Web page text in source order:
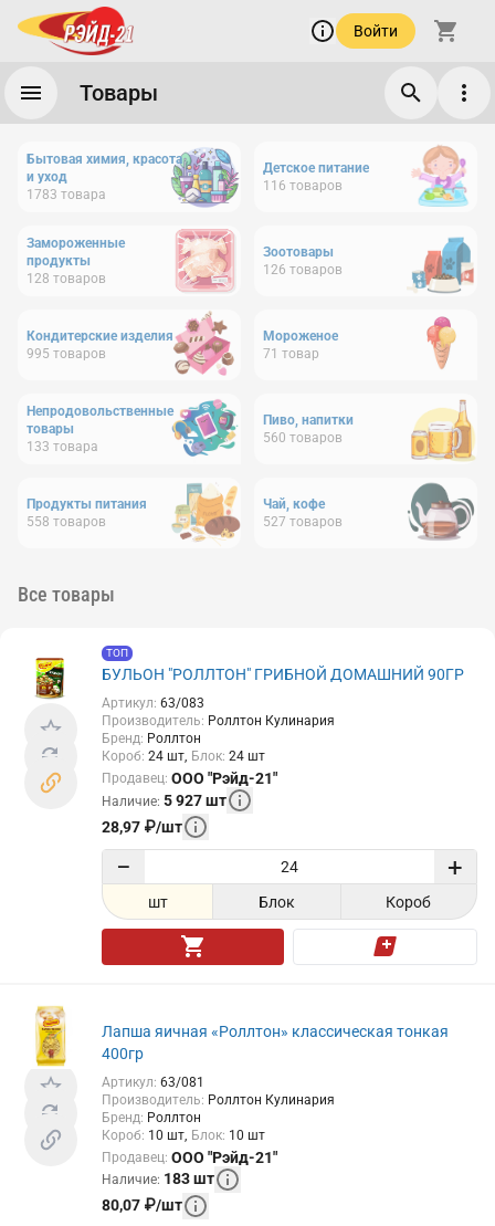
Войти
Товары
Бытовая химия, красота
и уход
1783 товара
Детское питание
116 товаров
Замороженные
продукты
128 товаров
Зоотовары
126 товаров
Кондитерские изделия
995 товаров
Мороженое
71 товар
Непродовольственные
товары
133 товара
Пиво, напитки
560 товаров
Продукты питания
558 товаров
Чай, кофе
527 товаров
Все товары
ТОП
БУЛЬОН "РОЛЛТОН" ГРИБНОЙ ДОМАШНИЙ 90ГР
Артикул: 63/083
Производитель: Роллтон Кулинария
Бренд: Роллтон
Короб: 24 шт Блок: 24 шт
Продавец: ООО "Рэйд-21"
Наличие: 5 927шт
28,97 ₽/шт
− +
шт Блок Короб
Лапша яичная «Роллтон» классическая тонкая
400гр
Артикул: 63/081
Производитель: Роллтон Кулинария
Бренд: Роллтон
Короб: 10 шт Блок: 10 шт
Продавец: ООО "Рэйд-21"
Наличие: 183шт
80,07 ₽/шт